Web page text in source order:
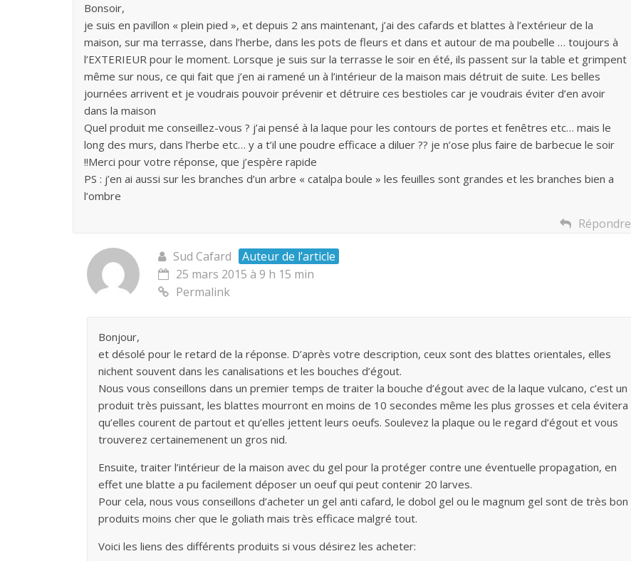
Bonsoir,
je suis en pavillon « plein pied », et depuis 2 ans maintenant, j’ai des cafards et blattes à l’extérieur de la
maison, sur ma terrasse, dans l’herbe, dans les pots de fleurs et dans et autour de ma poubelle … toujours à
l’EXTERIEUR pour le moment. Lorsque je suis sur la terrasse le soir en été, ils passent sur la table et grimpent
même sur nous, ce qui fait que j’en ai ramené un à l’intérieur de la maison mais détruit de suite. Les belles
journées arrivent et je voudrais pouvoir prévenir et détruire ces bestioles car je voudrais éviter d’en avoir
dans la maison
Quel produit me conseillez-vous ? j’ai pensé à la laque pour les contours de portes et fenêtres etc… mais le
long des murs, dans l’herbe etc… y a t’il une poudre efficace a diluer ?? je n’ose plus faire de barbecue le soir
!!Merci pour votre réponse, que j’espère rapide
PS : j’en ai aussi sur les branches d’un arbre « catalpa boule » les feuilles sont grandes et les branches bien a
l’ombre
Répondre
Sud Cafard
Auteur de l’article
25 mars 2015 à 9 h 15 min
Permalink
Bonjour,
et désolé pour le retard de la réponse. D’après votre description, ceux sont des blattes orientales, elles
nichent souvent dans les canalisations et les bouches d’égout.
Nous vous conseillons dans un premier temps de traiter la bouche d’égout avec de la laque vulcano, c’est un
produit très puissant, les blattes mourront en moins de 10 secondes même les plus grosses et cela évitera
qu’elles courent de partout et qu’elles jettent leurs oeufs. Soulevez la plaque ou le regard d’égout et vous
trouverez certainemenent un gros nid.
Ensuite, traiter l’intérieur de la maison avec du gel pour la protéger contre une éventuelle propagation, en
effet une blatte a pu facilement déposer un oeuf qui peut contenir 20 larves.
Pour cela, nous vous conseillons d’acheter un gel anti cafard, le dobol gel ou le magnum gel sont de très bon
produits moins cher que le goliath mais très efficace malgré tout.
Voici les liens des différents produits si vous désirez les acheter: